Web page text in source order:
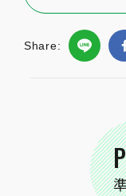
Share: